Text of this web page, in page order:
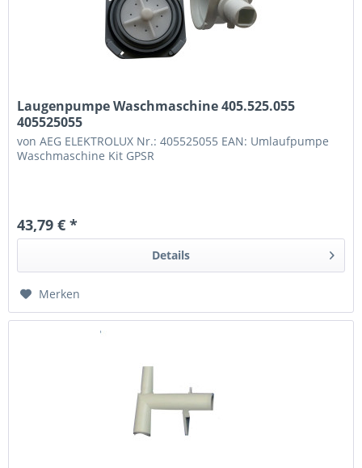
Laugenpumpe Waschmaschine 405.525.055
405525055
von AEG ELEKTROLUX Nr.: 405525055 EAN: Umlaufpumpe
Waschmaschine Kit GPSR
43,79 € *
Details
Merken